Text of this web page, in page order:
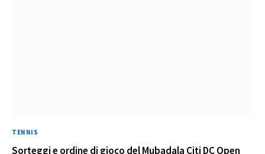
TENNIS
Sorteggi e ordine di gioco del Mubadala Citi DC Open